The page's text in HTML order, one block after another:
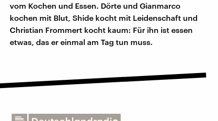
vom Kochen und Essen. Dörte und Gianmarco
kochen mit Blut, Shide kocht mit Leidenschaft und
Christian Frommert kocht kaum: Für ihn ist essen
etwas, das er einmal am Tag tun muss.